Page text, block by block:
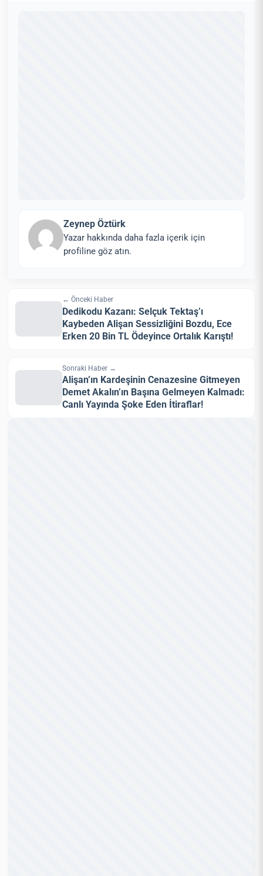
Zeynep Öztürk
Yazar hakkında daha fazla içerik için
profiline göz atın.
← Önceki Haber
Dedikodu Kazanı: Selçuk Tektaş’ı
Kaybeden Alişan Sessizliğini Bozdu, Ece
Erken 20 Bin TL Ödeyince Ortalık Karıştı!
Sonraki Haber →
Alişan’ın Kardeşinin Cenazesine Gitmeyen
Demet Akalın’ın Başına Gelmeyen Kalmadı:
Canlı Yayında Şoke Eden İtiraflar!